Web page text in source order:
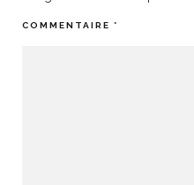
COMMENTAIRE *